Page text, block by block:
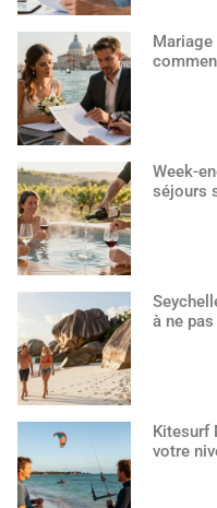
Mariage
Week-
séjours
à ne
Kitesurf
votre